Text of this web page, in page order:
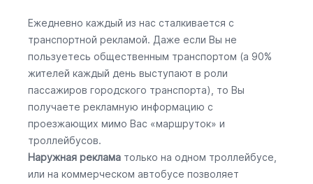
Ежедневно каждый из нас сталкивается с
транспортной рекламой. Даже если Вы не
пользуетесь общественным транспортом (а 90%
жителей каждый день выступают в роли
пассажиров городского транспорта), то Вы
получаете рекламную информацию с
проезжающих мимо Вас «маршруток» и
троллейбусов.
Наружная реклама только на одном троллейбусе,
или на коммерческом автобусе позволяет